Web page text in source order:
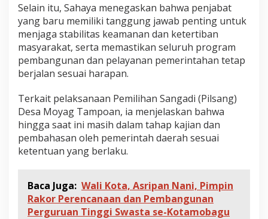
Selain itu, Sahaya menegaskan bahwa penjabat
yang baru memiliki tanggung jawab penting untuk
menjaga stabilitas keamanan dan ketertiban
masyarakat, serta memastikan seluruh program
pembangunan dan pelayanan pemerintahan tetap
berjalan sesuai harapan.
Terkait pelaksanaan Pemilihan Sangadi (Pilsang)
Desa Moyag Tampoan, ia menjelaskan bahwa
hingga saat ini masih dalam tahap kajian dan
pembahasan oleh pemerintah daerah sesuai
ketentuan yang berlaku.
Baca Juga: Wali Kota, Asripan Nani, Pimpin
Rakor Perencanaan dan Pembangunan
Perguruan Tinggi Swasta se-Kotamobagu